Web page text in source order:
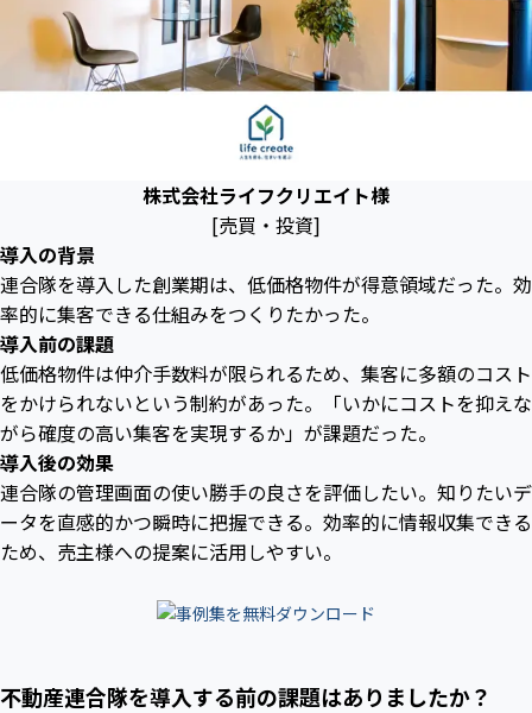
株式会社ライフクリエイト様
[売買・投資]
導入の背景
連合隊を導入した創業期は、低価格物件が得意領域だった。効
率的に集客できる仕組みをつくりたかった。
導入前の課題
低価格物件は仲介手数料が限られるため、集客に多額のコスト
をかけられないという制約があった。「いかにコストを抑えな
がら確度の高い集客を実現するか」が課題だった。
導入後の効果
連合隊の管理画面の使い勝手の良さを評価したい。知りたいデ
ータを直感的かつ瞬時に把握できる。効率的に情報収集できる
ため、売主様への提案に活用しやすい。
不動産連合隊を導入する前の課題はありましたか？